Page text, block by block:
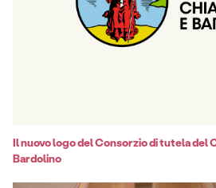
Il nuovo logo del Consorzio di tutela del
Bardolino